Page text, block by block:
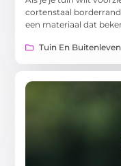
cortenstaal
een materiaal dat
Tuin En Buitenleven